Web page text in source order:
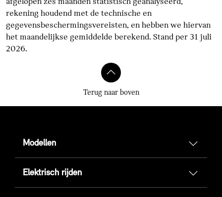
rekening houdend met de technische en
gegevensbeschermingsvereisten, en hebben we hiervan
het maandelijkse gemiddelde berekend. Stand per 31 juli
2026.
Terug naar boven
Modellen
Elektrisch rijden